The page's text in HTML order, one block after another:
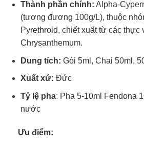
Thành phần chính: Alpha-
(tương đương 100g/L), thuộc
Pyrethroid, chiết xuất từ các thực
Chrysanthemum.
Dung tích: Gói 5ml, Chai 50ml,
Xuất xứ: Đức
Tỷ lệ pha: Pha 5-10ml Fendona
nước
Ưu điểm: